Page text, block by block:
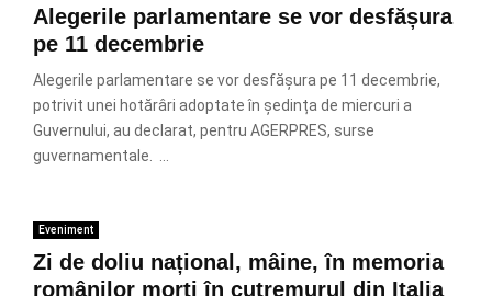
Alegerile parlamentare se vor desfășura
pe 11 decembrie
Alegerile parlamentare se vor desfășura pe 11 decembrie,
potrivit unei hotărâri adoptate în ședința de miercuri a
Guvernului, au declarat, pentru AGERPRES, surse
guvernamentale. ...
Eveniment
Zi de doliu național, mâine, în memoria
românilor morți în cutremurul din Italia